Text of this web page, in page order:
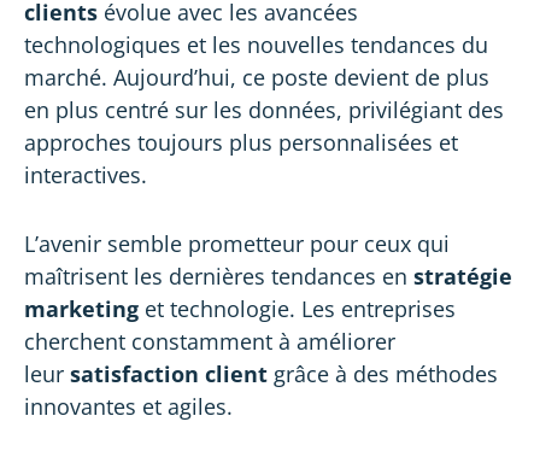
clients évolue avec les avancées
technologiques et les nouvelles tendances du
marché. Aujourd’hui, ce poste devient de plus
en plus centré sur les données, privilégiant des
approches toujours plus personnalisées et
interactives.
L’avenir semble prometteur pour ceux qui
maîtrisent les dernières tendances en stratégie
marketing et technologie. Les entreprises
cherchent constamment à améliorer
leur satisfaction client grâce à des méthodes
innovantes et agiles.